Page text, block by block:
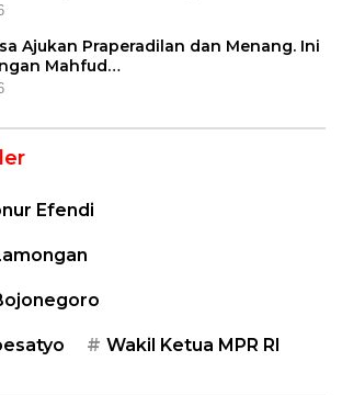
Ajukan Praperadilan dan Menang. Ini
Mahfud…
Efendi
Wakil Ketua MPR RI